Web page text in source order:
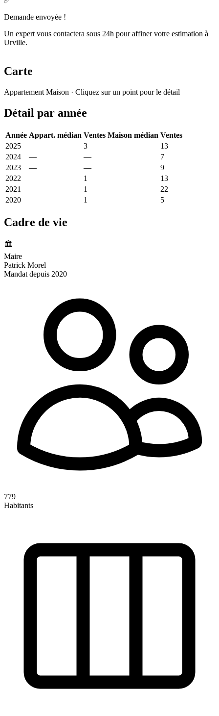
Demande envoyée !
Un expert vous contactera sous 24h pour affiner votre estimation à
Urville.
Carte
−
Appartement Maison · Cliquez sur un point pour le détail
Détail par année
Année Appart. médian Ventes Maison médian Ventes
2025
3
13
2024
— —
7
2023
— —
9
2022
1
13
2021
1
22
2020
1 5
Cadre de vie
🏛️
Maire
Patrick Morel
Mandat depuis 2020
779
Habitants